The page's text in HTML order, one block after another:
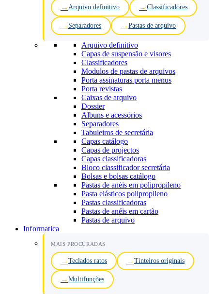
Arquivo definitivo Classificadores
Separadores Pastas de arquivo
Arquivo definitivo
Capas de suspensão e visores
Classificadores
Modulos de pastas de arquivos
Porta assinaturas porta menus
Porta revistas
Caixas de arquivo
Dossier
Albuns e acessórios
Separadores
Tabuleiros de secretária
Capas catálogo
Capas de projectos
Capas classificadoras
Bloco classificador secretária
Bolsas e bolsas catálogo
Pastas de anéis em polipropileno
Pasta elásticos polipropileno
Pastas classificadoras
Pastas de anéis em cartão
Pastas de arquivo
Informatica
MAIS PROCURADAS
Teclados ratos Tinteiros originais
Multifunções